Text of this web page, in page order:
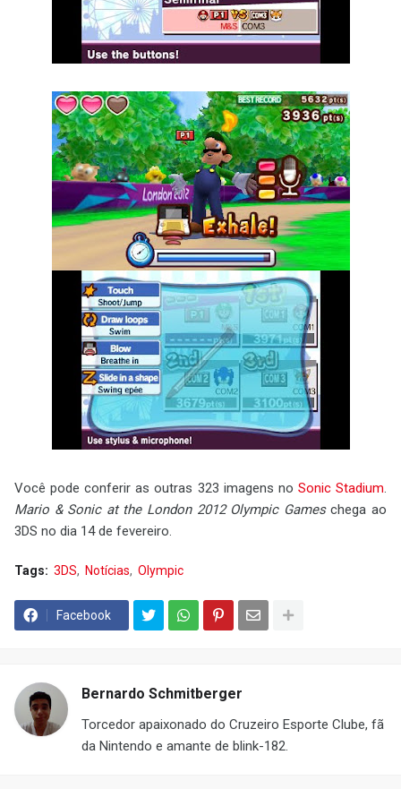
Você pode conferir as outras 323 imagens no Sonic Stadium.
Mario & Sonic at the London 2012 Olympic Gameschega ao
3DS no dia 14 de fevereiro.
Tags: 3DS Notícias Olympic
Facebook
Bernardo Schmitberger
Torcedor apaixonado do Cruzeiro Esporte Clube, fã
da Nintendo e amante de blink-182.